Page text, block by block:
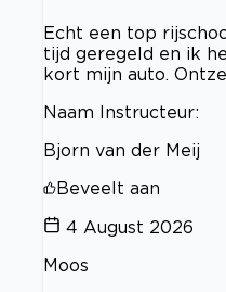
Echt een top
tijd geregeld en ik
kort mijn auto.
Naam Instructeur:
Bjorn van der Meij
Beveelt aan
4 August 2026
Moos